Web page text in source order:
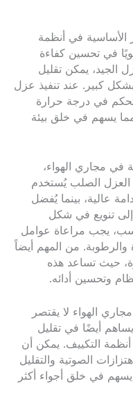
الأساسية في أنظمة
في تحسين كفاءة
الجيد، يمكن تقليل
بشكل كبير. عند تنفيذ عزل
في درجة حرارة
مما يسهم في خلق بيئة
في مجاري الهواء،
الصلب يُستخدم
عالية، بينما يُفضل
إلى تنويع في شكل
يجب مراعاة عوامل
والرطوبة. من المهم أيضاً
حيث تساعد هذه
وتحسين أدائه.
الهواء لا يقتصر
أيضًا في تقليل
التكييف. يمكن أن
الصوتية والتقليل
يسهم في خلق أجواء أكثر